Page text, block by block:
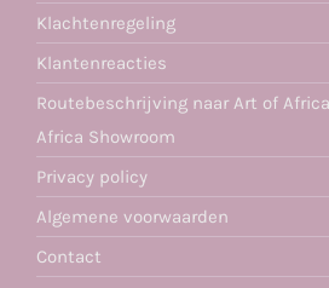
Klachtenregeling
Klantenreacties
Routebeschrijving naar Art of
Africa Showroom
Privacy policy
Algemene voorwaarden
Contact